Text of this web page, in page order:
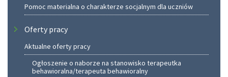
Pomoc materialna o charakterze socjalnym dla uczniów
Oferty pracy
Aktualne oferty pracy
Ogłoszenie o naborze na stanowisko terapeutka
behawioralna/terapeuta behawioralny